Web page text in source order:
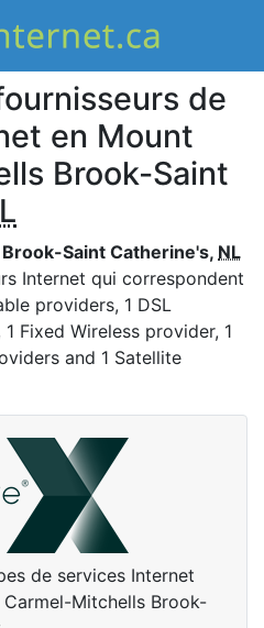
de
en Mount
Brook-Saint
Saint Catherine's, NL
Internet qui correspondent
providers, 1 DSL
Fixed Wireless provider, 1
and 1 Satellite
de services Internet
Mitchells Brook-